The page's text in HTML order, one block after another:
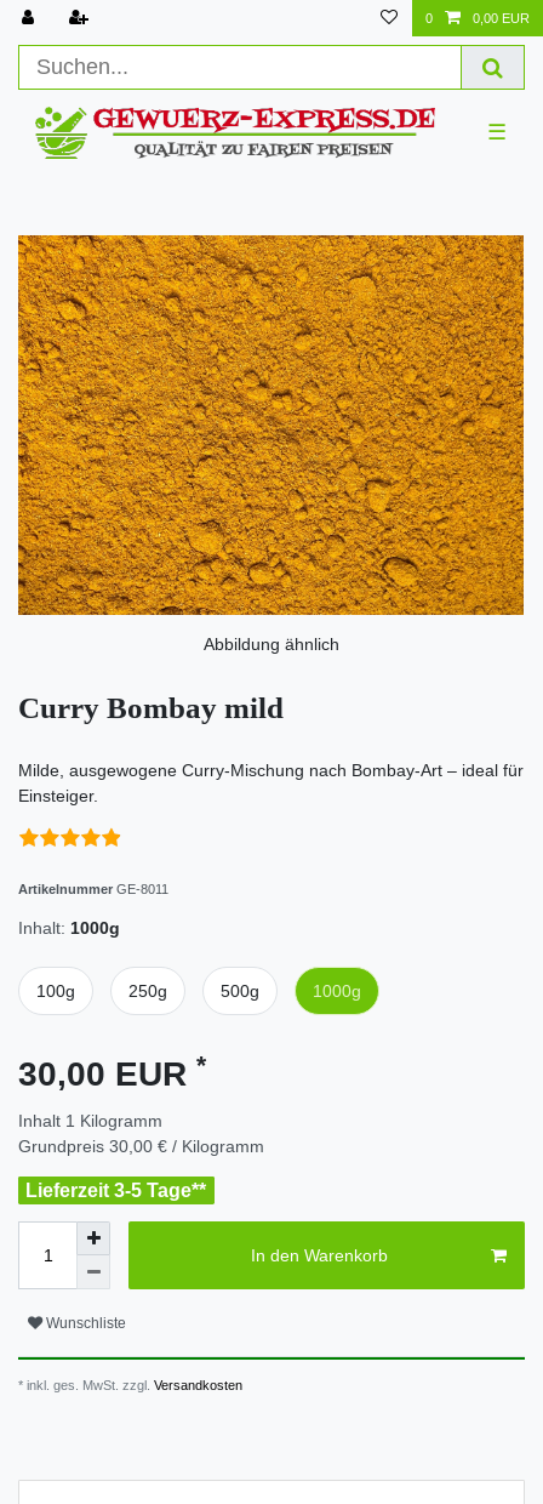
0 0,00 EUR
☰
Abbildung ähnlich
Curry Bombay mild
Milde, ausgewogene Curry-Mischung nach Bombay-Art – ideal für
Einsteiger.
Artikelnummer GE-8011
Inhalt: 1000g
100g 250g 500g 1000g
30,00 EUR *
Inhalt 1 Kilogramm
Grundpreis 30,00 € / Kilogramm
Lieferzeit 3-5 Tage**
In den Warenkorb
Wunschliste
* inkl. ges. MwSt. zzgl. Versandkosten